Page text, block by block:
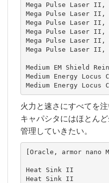
Mega Pulse Laser II,
Mega Pulse Laser II,
Mega Pulse Laser II,
Mega Pulse Laser II,
Mega Pulse Laser II,
Mega Pulse Laser II,
Medium EM Shield
Medium Energy
Medium Energy
火力と速さにすべてを注
キャパシタにはほとん
管理していきたい。
[Oracle, armor nano
Heat Sink II
Heat Sink II